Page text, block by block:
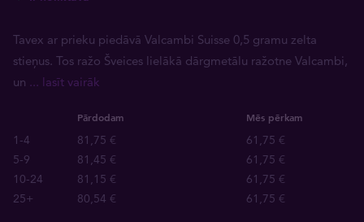
Tavex ar prieku piedāvā Valcambi Suisse 0,5 gramu zelta
stieņus. Tos ražo Šveices lielākā dārgmetālu ražotne Valcambi,
un ... lasīt vairāk
Pārdodam Mēs pērkam
1-4 81,75 €
61,75 €
5-9
81,45 €
61,75 €
10-24
81,15 €
61,75 €
25+
80,54 € 61,75 €